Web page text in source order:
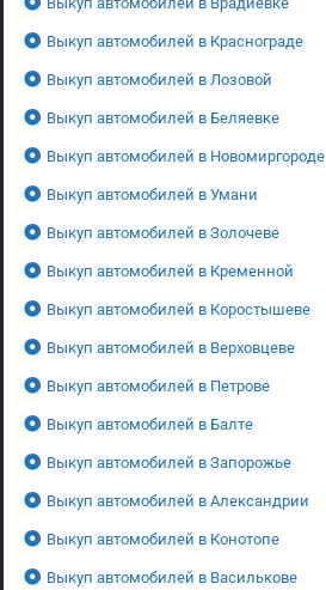
Выкуп автомобилей в Краснограде
Выкуп автомобилей в Лозовой
Выкуп автомобилей в Беляевке
Выкуп автомобилей в Новомиргороде
Выкуп автомобилей в Умани
Выкуп автомобилей в Золочеве
Выкуп автомобилей в Кременной
Выкуп автомобилей в Коростышеве
Выкуп автомобилей в Верховцеве
Выкуп автомобилей в Петрове
Выкуп автомобилей в Балте
Выкуп автомобилей в Запорожье
Выкуп автомобилей в Александрии
Выкуп автомобилей в Конотопе
Выкуп автомобилей в Василькове